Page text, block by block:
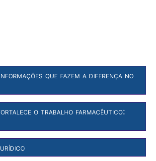
que fazem a diferença no
o trabalho farmacêutico: